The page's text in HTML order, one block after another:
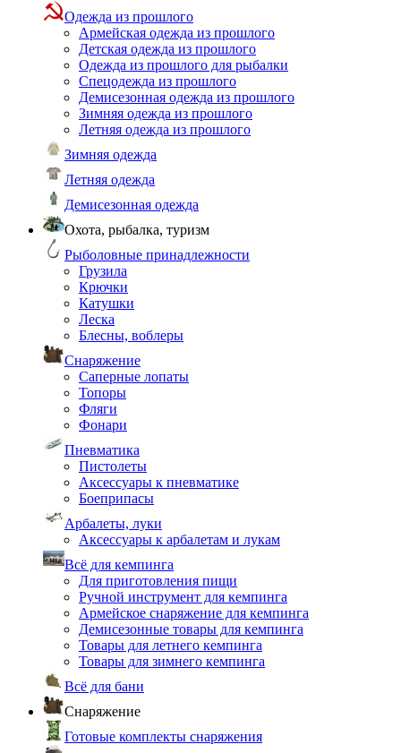
Одежда из прошлого
Армейская одежда из прошлого
Детская одежда из прошлого
Одежда из прошлого для рыбалки
Спецодежда из прошлого
Демисезонная одежда из прошлого
Зимняя одежда из прошлого
Летняя одежда из прошлого
Зимняя одежда
Летняя одежда
Демисезонная одежда
Охота, рыбалка, туризм
Рыболовные принадлежности
Грузила
Крючки
Катушки
Леска
Блесны, воблеры
Снаряжение
Саперные лопаты
Топоры
Фляги
Фонари
Пневматика
Пистолеты
Аксессуары к пневматике
Боеприпасы
Арбалеты, луки
Аксессуары к арбалетам и лукам
Всё для кемпинга
Для приготовления пищи
Ручной инструмент для кемпинга
Армейское снаряжение для кемпинга
Демисезонные товары для кемпинга
Товары для летнего кемпинга
Товары для зимнего кемпинга
Всё для бани
Снаряжение
Готовые комплекты снаряжения